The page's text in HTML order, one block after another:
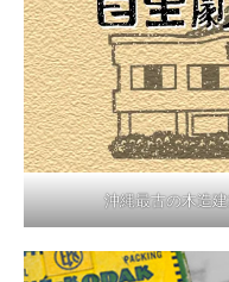
沖縄最古の木造